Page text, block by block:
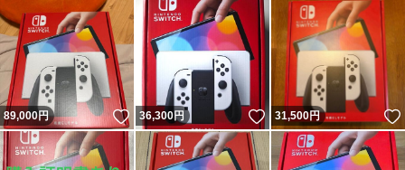
89,000円 いいね！
36,300円 いいね！
31,500円